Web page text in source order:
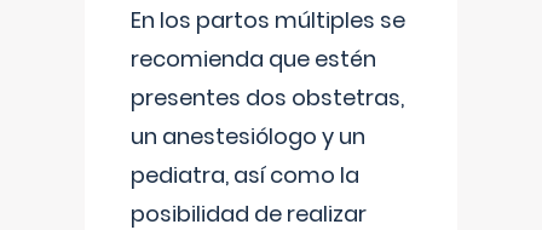
En los partos múltiples se
recomienda que estén
presentes dos obstetras,
un anestesiólogo y un
pediatra, así como la
posibilidad de realizar